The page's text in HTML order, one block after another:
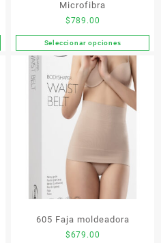
de
producto
Microfibra
$789.00
Seleccionar opciones
Este
producto
tiene
múltiples
variantes.
pueden
elegir
página
de
605 Faja moldeadora
$679.00